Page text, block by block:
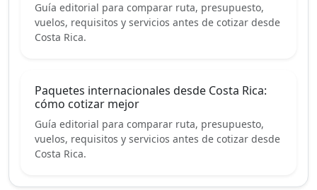
Guía editorial para comparar ruta, presupuesto,
vuelos, requisitos y servicios antes de cotizar desde
Costa Rica.
Paquetes internacionales desde Costa Rica:
cómo cotizar mejor
Guía editorial para comparar ruta, presupuesto,
vuelos, requisitos y servicios antes de cotizar desde
Costa Rica.